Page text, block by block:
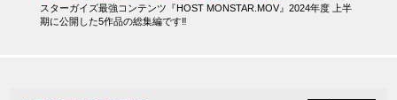
スターガイズ最強コンテンツ『HOST MONSTAR.MOV』2024年度 上半
期に公開した5作品の総集編です‼︎